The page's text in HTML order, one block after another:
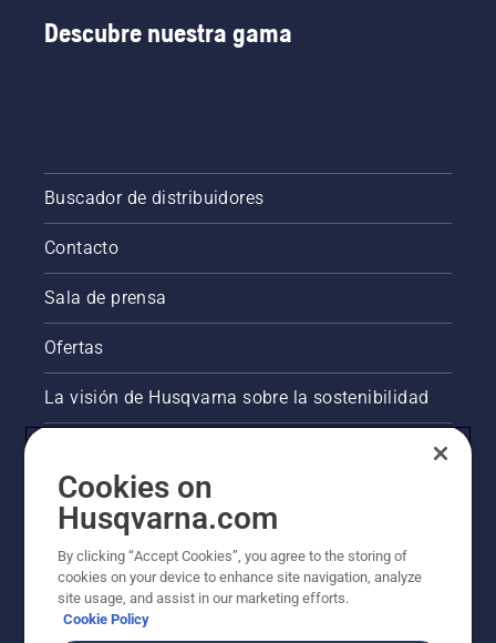
Descubre nuestra gama
Buscador de distribuidores
Contacto
Sala de prensa
Ofertas
La visión de Husqvarna sobre la sostenibilidad
Otros sitios de Husqvarna
AlertLine/Canal de Denúncias
Cookies on
Husqvarna.com
By clicking “Accept Cookies”, you agree to the storing of
cookies on your device to enhance site navigation, analyze
site usage, and assist in our marketing efforts.
Cookie Policy